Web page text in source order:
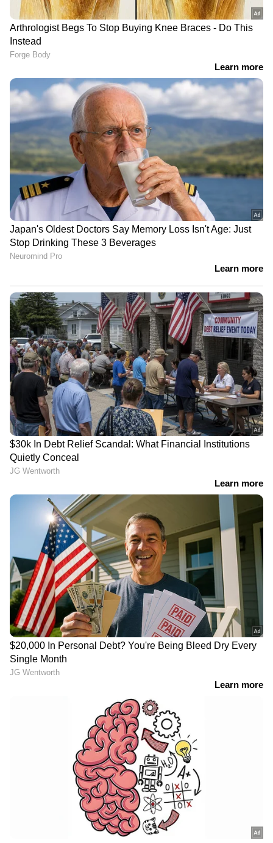
രോഗി മരിച്ചു
ഒളിവിലിരിക്കുന്ന അർജുൻ
ആയങ്കി പാലിയേക്കര ടോൾ
കടക്കുന്നതിന്റെ ദൃശ്യങ്ങൾ പുറത്ത്
ആവശ്യപ്പെടുന്ന 10
മത്സ്യത്തൊഴിലാളികളെ കൂടി
തെരച്ചിലിൽ ഉൾപ്പെടുത്തും'